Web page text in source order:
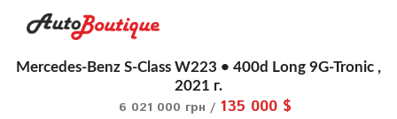
Mercedes-Benz S-Class W223 • 400d Long 9G-Tronic ,
2021 г.
6 021 000 грн / 135 000 $